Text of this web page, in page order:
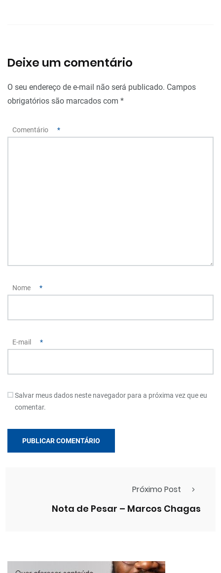
Deixe um comentário
O seu endereço de e-mail não será publicado. Campos
obrigatórios são marcados com *
Comentário *
Nome *
E-mail *
Salvar meus dados neste navegador para a próxima vez que eu
comentar.
Próximo Post
Nota de Pesar – Marcos Chagas